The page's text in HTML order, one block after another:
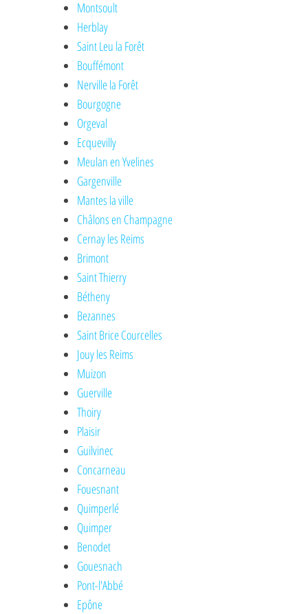
Montsoult
Herblay
Saint Leu la Forêt
Bouffémont
Nerville la Forêt
Bourgogne
Orgeval
Ecquevilly
Meulan en Yvelines
Gargenville
Mantes la ville
Châlons en Champagne
Cernay les Reims
Brimont
Saint Thierry
Bétheny
Bezannes
Saint Brice Courcelles
Jouy les Reims
Muizon
Guerville
Thoiry
Plaisir
Guilvinec
Concarneau
Fouesnant
Quimperlé
Quimper
Benodet
Gouesnach
Pont-l'Abbé
Epône